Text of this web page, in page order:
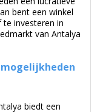
investeren in
van Antalya
biedt een
bedrijven en